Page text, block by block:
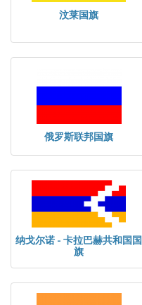
汶莱国旗
俄罗斯联邦国旗
纳戈尔诺 - 卡拉巴赫共和国国
旗